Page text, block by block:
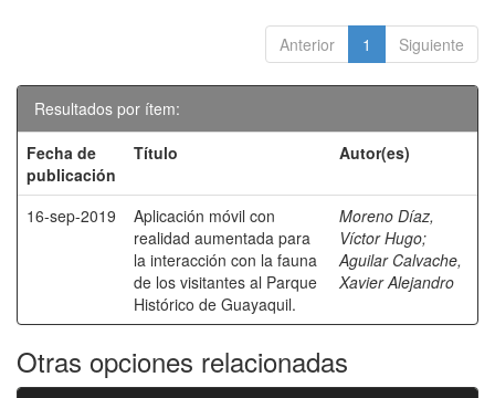
Anterior 1 Siguiente
Resultados por ítem:
Fecha de
publicación
Título Autor(es)
16-sep-2019
Aplicación móvil con
realidad aumentada para
la interacción con la fauna
de los visitantes al Parque
Histórico de Guayaquil.
Moreno Díaz,
Víctor Hugo;
Aguilar Calvache,
Xavier Alejandro
Otras opciones relacionadas